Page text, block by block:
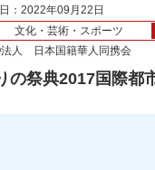
：2022年09月22日
文化・芸術・スポーツ
法人 日本国籍華人同携会
の祭典2017国際都